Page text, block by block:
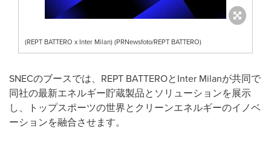
(REPT BATTERO x Inter Milan) (PRNewsfoto/REPT BATTERO)
SNECのブースでは、REPT BATTEROとInter Milanが共同で
同社の最新エネルギー貯蔵製品とソリューションを展示
し、トップスポーツの世界とクリーンエネルギーのイノベ
ーションを融合させます。